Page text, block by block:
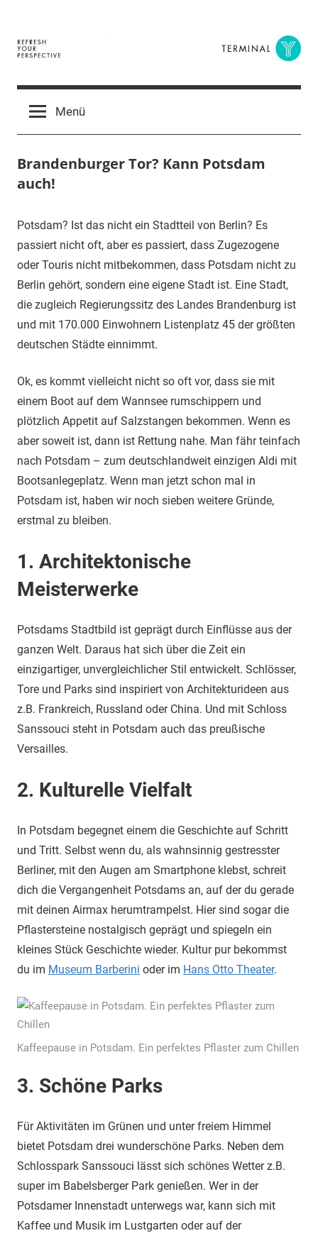
springen
Terminal
Y
Digital
BusinessMenü
Brandenburger Tor? Kann Potsdam
auch!
3.
April
2017
terminal-
y
Urbi
et
orbi
Potsdam? Ist das nicht ein Stadtteil von Berlin? Es
passiert nicht oft, aber es passiert, dass Zugezogene
oder Touris nicht mitbekommen, dass Potsdam nicht zu
Berlin gehört, sondern eine eigene Stadt ist. Eine Stadt,
die zugleich Regierungssitz des Landes Brandenburg ist
und mit 170.000 Einwohnern Listenplatz 45 der größten
deutschen Städte einnimmt.
Ok, es kommt vielleicht nicht so oft vor, dass sie mit
einem Boot auf dem Wannsee rumschippern und
plötzlich Appetit auf Salzstangen bekommen. Wenn es
aber soweit ist, dann ist Rettung nahe. Man fähr teinfach
nach Potsdam – zum deutschlandweit einzigen Aldi mit
Bootsanlegeplatz. Wenn man jetzt schon mal in
Potsdam ist, haben wir noch sieben weitere Gründe,
erstmal zu bleiben.
1. Architektonische
Meisterwerke
Potsdams Stadtbild ist geprägt durch Einflüsse aus der
ganzen Welt. Daraus hat sich über die Zeit ein
einzigartiger, unvergleichlicher Stil entwickelt. Schlösser,
Tore und Parks sind inspiriert von Architekturideen aus
z.B. Frankreich, Russland oder China. Und mit Schloss
Sanssouci steht in Potsdam auch das preußische
Versailles.
2. Kulturelle Vielfalt
In Potsdam begegnet einem die Geschichte auf Schritt
und Tritt. Selbst wenn du, als wahnsinnig gestresster
Berliner, mit den Augen am Smartphone klebst, schreit
dich die Vergangenheit Potsdams an, auf der du gerade
mit deinen Airmax herumtrampelst. Hier sind sogar die
Pflastersteine nostalgisch geprägt und spiegeln ein
kleines Stück Geschichte wieder. Kultur pur bekommst
du im Museum Barberini oder im Hans Otto Theater.
Kaffeepause in Potsdam. Ein perfektes Pflaster zum Chillen
3. Schöne Parks
Für Aktivitäten im Grünen und unter freiem Himmel
bietet Potsdam drei wunderschöne Parks. Neben dem
Schlosspark Sanssouci lässt sich schönes Wetter z.B.
super im Babelsberger Park genießen. Wer in der
Potsdamer Innenstadt unterwegs war, kann sich mit
Kaffee und Musik im Lustgarten oder auf der